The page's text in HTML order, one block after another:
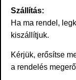
Szállítás:
Ha ma rendel,
kiszállítjuk.
Kérjük, erősítse
a rendelés